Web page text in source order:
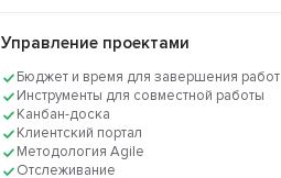
Управление проектами
Бюджет и время для завершения работ
Инструменты для совместной работы
Канбан-доска
Клиентский портал
Методология Agile
Отслеживание